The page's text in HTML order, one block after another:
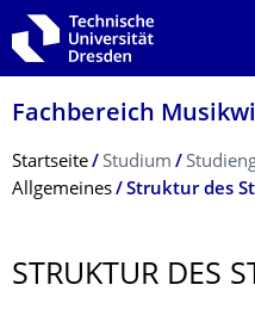
Zur Hauptnavigation springen
Zur Suche springen
Zum Inhalt springen
Fachbereich
Breadcrumb-Menü
Startseite Studium
Allgemeines
Struktur des
STRUKTUR DES